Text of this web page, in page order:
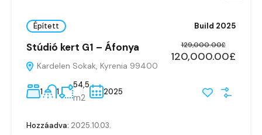
Épített Build 2025
Stúdió kert G1 – Áfonya
Kardelen Sokak, Kyrenia 99400
120,000.00£
129,000.00£
1 1
54,5
m2
2025
Hozzáadva: 2025.10.03.